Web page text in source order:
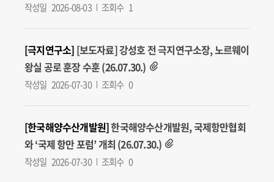
작성일 2026-08-03 조회수 1
[극지연구소] [보도자료] 강성호 전 극지연구소장, 노르웨이
왕실 공로 훈장 수훈 (26.07.30.)
작성일 2026-07-30 조회수 0
[한국해양수산개발원]한국해양수산개발원, 국제항만협회
와 ‘국제 항만 포럼’ 개최 (26.07.30.)
작성일 2026-07-30 조회수 0